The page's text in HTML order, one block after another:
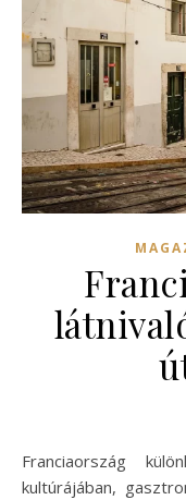
Franciaország különleges helyet foglal el a világ
kultúrájában,